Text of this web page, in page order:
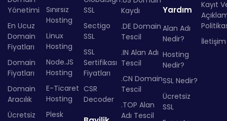
Yönetimi
En Ucuz
Domain
Fiyatları
Domain
Fiyatları
Domain
Aracılık
Ücretsiz
Sınırsız
Hosting
Linux
Hosting
Node.JS
Hosting
E-Ticaret
Hosting
Plesk
SSL
Sectigo
SSL
SSL
Sertifikası
Fiyatları
CSR
Decoder
Kaydı
.DE Domain
Tescil
.IN Alan Adı
Tescil
.CN Domain
Tescil
.TOP Alan
Adı Tescil
Yardım
Alan Adı
Nedir?
Hosting
Nedir?
SSL Nedir?
Ücretsiz
SSL
Kayıt
İletişim